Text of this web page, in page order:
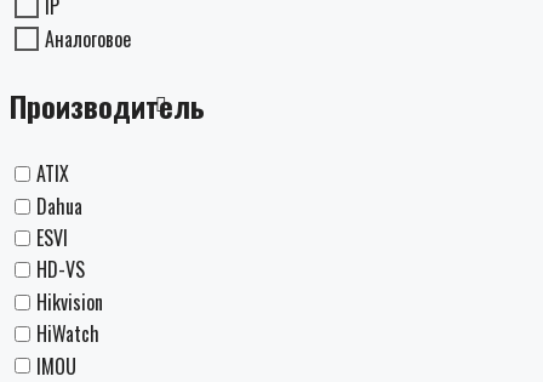
IP
Аналоговое
Производитель
ATIX
Dahua
ESVI
HD-VS
Hikvision
HiWatch
IMOU